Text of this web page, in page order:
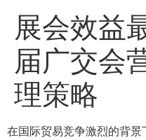
展会效益
届广交会
理策略
在国际贸易竞争激烈的背